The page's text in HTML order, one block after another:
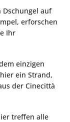
Dschungel auf
erforschen
Ihr
einzigen
ein Strand,
der Cinecittà
treffen alle